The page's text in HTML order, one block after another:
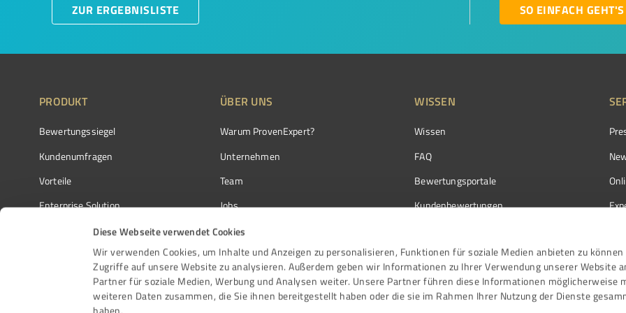
Diese Webseite verwendet Cookies
Wir verwenden Cookies, um Inhalte und Anzeigen zu personalisieren, Funktionen für soziale Medien anbieten zu können
Zugriffe auf unsere Website zu analysieren. Außerdem geben wir Informationen zu Ihrer Verwendung unserer Website
Partner für soziale Medien, Werbung und Analysen weiter. Unsere Partner führen diese Informationen möglicherweise
weiteren Daten zusammen, die Sie ihnen bereitgestellt haben oder die sie im Rahmen Ihrer Nutzung der Dienste
ZUR ERGEBNISLISTE SO EINFACH GEHT'S
PRODUKT
Bewertungssiegel
Kundenumfragen
Vorteile
Enterprise Solution
Partnerprogramm
Auszeichnungen
ÜBER UNS
Warum ProvenExpert?
Unternehmen
Team
Jobs
Kundenstimmen
Kontakt
WISSEN
Wissen
FAQ
Bewertungsportale
Kundenbewertungen
Bewertungs­richtlinien
Events